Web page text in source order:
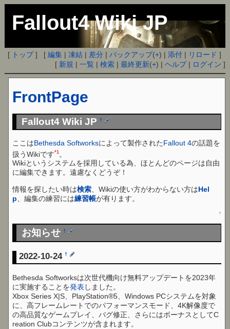
Fallout4 Wiki JP
[ トップ] [編集 |凍結 | 差分 |バックアップ(+) |添付 | リロード ]
[ 新規 |一覧 |検索 |最終更新(+) |ヘルプ| ログイン ]
FrontPage
Fallout4 Wiki JP†
ここはBethesda Softworksによって製作されたFallout 4の話題を
扱うWikiです*1 。
Wikiというシステムを採用している為、ほとんどのページは自由
に編集できます。遠慮なくどうぞ！
情報を探したい時は検索 、Wikiの使い方がわからない方はHel
p 、編集の練習には練習帳が有ります。
↑
お知らせ†
2022-10-24†
Bethesda Softworksは次世代機向け無料アップデートを2023年
に実施することを発表しました。
Xbox Series X|S、PlayStation®5、Windows PCシステムを対象
に、高フレームレートでのパフォーマンスモード、4K解像度で
の高品質なゲームプレイ、バグ修正、さらにはボーナスとしてC
reation Clubコンテンツが含まれます。